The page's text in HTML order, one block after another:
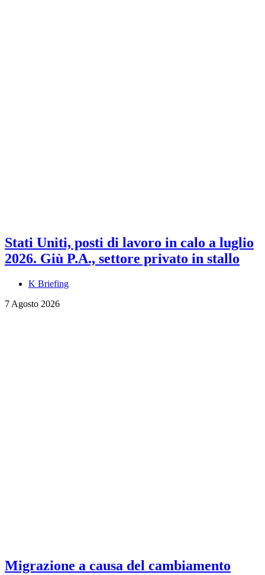
Stati Uniti, posti di lavoro in calo a luglio
2026. Giù P.A., settore privato in stallo
K Briefing
7 Agosto 2026
Migrazione a causa del cambiamento